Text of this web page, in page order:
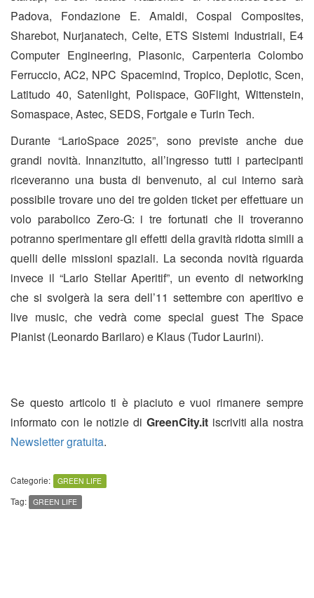
Padova, Fondazione E. Amaldi, Cospal Composites,
Sharebot, Nurjanatech, Celte, ETS Sistemi Industriali, E4
Computer Engineering, Plasonic, Carpenteria Colombo
Ferruccio, AC2, NPC Spacemind, Tropico, Deplotic, Scen,
Latitudo 40, Satenlight, Polispace, G0Flight, Wittenstein,
Somaspace, Astec, SEDS, Fortgale e Turin Tech.
Durante “LarioSpace 2025”, sono previste anche due
grandi novità. Innanzitutto, all’ingresso tutti i partecipanti
riceveranno una busta di benvenuto, al cui interno sarà
possibile trovare uno dei tre golden ticket per effettuare un
volo parabolico Zero-G: i tre fortunati che li troveranno
potranno sperimentare gli effetti della gravità ridotta simili a
quelli delle missioni spaziali. La seconda novità riguarda
invece il “Lario Stellar Aperitif”, un evento di networking
che si svolgerà la sera dell’11 settembre con aperitivo e
live music, che vedrà come special guest The Space
Pianist (Leonardo Barilaro) e Klaus (Tudor Laurini).
Se questo articolo ti è piaciuto e vuoi rimanere sempre
informato con le notizie di GreenCity.itiscriviti alla nostra
Newsletter gratuita.
Categorie: GREEN LIFE
Tag: GREEN LIFE